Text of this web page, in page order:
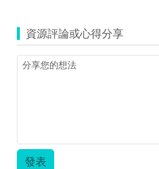
資源評論或心得分享
發表